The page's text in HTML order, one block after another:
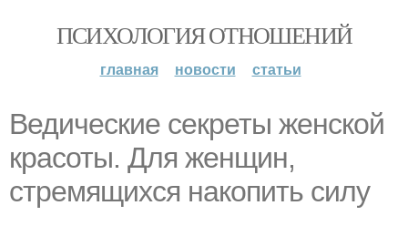
ПСИХОЛОГИЯ ОТНОШЕНИЙ
главная новости статьи
Ведические секреты женской
красоты. Для женщин,
стремящихся накопить силу